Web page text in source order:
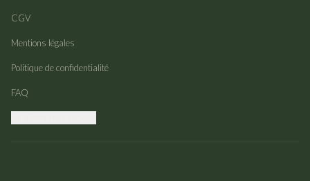
CGV
Mentions légales
Politique de confidentialité
FAQ